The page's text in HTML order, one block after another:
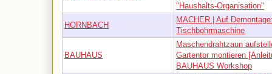
"Haushalts-Organisation"
HORNBACH
MACHER | Auf
Tischbohrmaschine
BAUHAUS
Maschendrahtzaun
Gartentor montieren
BAUHAUS Workshop